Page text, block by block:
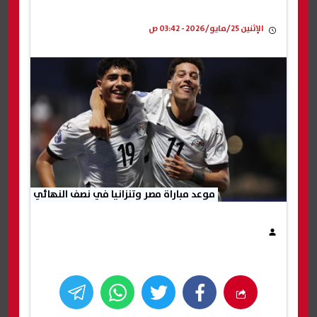
الإثنين 25/مايو/2026 - 03:42 ص
موعد مباراة مصر وتنزانيا في نصف النهائي